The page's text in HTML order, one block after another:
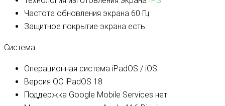
Частота обновления экрана 60 Гц
Защитное покрытие экрана есть
Система
Операционная система iPadOS / iOS
Версия ОС iPadOS 18
Поддержка Google Mobile Services нет